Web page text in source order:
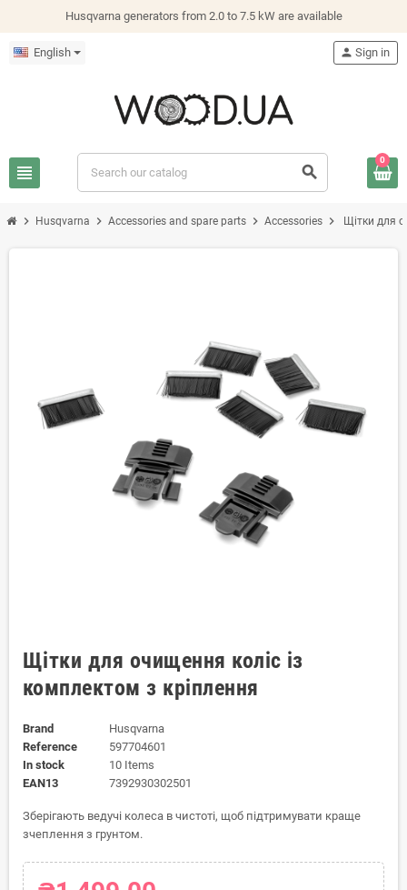
Husqvarna generators from 2.0 to 7.5 kW are available
English
view_headline search
person Sign in
0
chevron_right Husqvarna chevron_right Accessories and spare parts chevron_right Accessories chevron_right Щітки для
Щітки для очищення коліс із
комплектом з кріплення
Brand
Husqvarna
Reference
597704601
In stock
10 Items
EAN13
7392930302501
Зберігають ведучі колеса в чистоті, щоб підтримувати краще
зчеплення з грунтом.